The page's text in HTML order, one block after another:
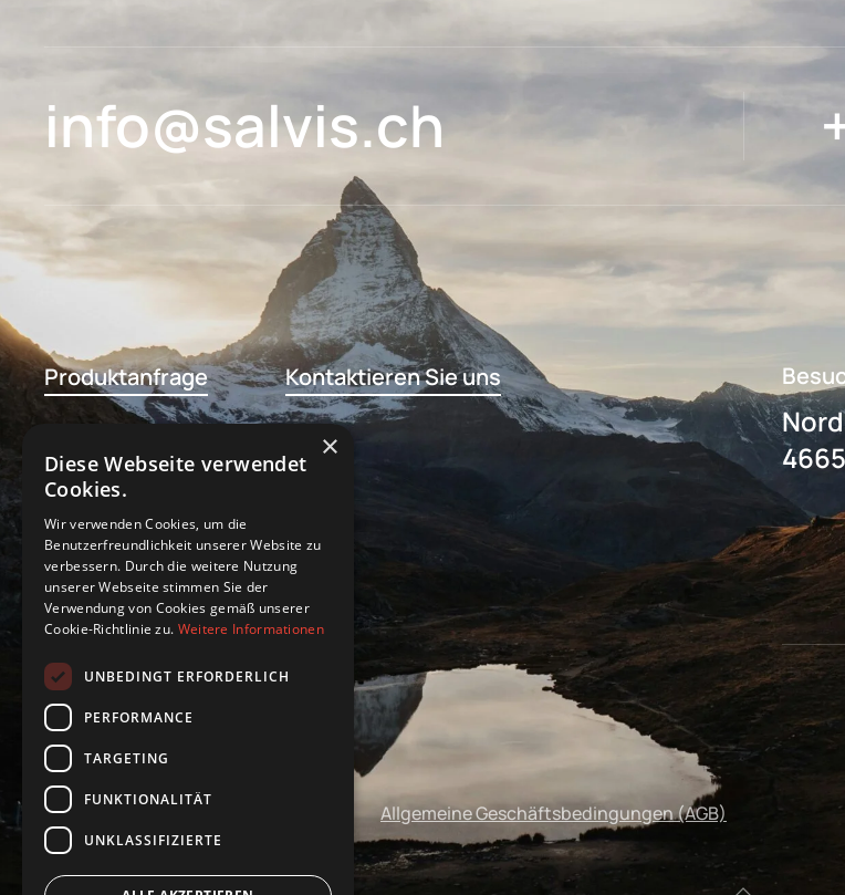
info@salvis.ch
Produktanfrage Kontaktieren Sie uns
Impressum Allgemeine Geschäftsbedingungen (AGB)
×
Diese Webseite verwendet
Cookies.
Wir verwenden Cookies, um die
Benutzerfreundlichkeit unserer Website zu
verbessern. Durch die weitere Nutzung
unserer Webseite stimmen Sie der
Verwendung von Cookies gemäß unserer
Cookie-Richtlinie zu. Weitere Informationen
UNBEDINGT ERFORDERLICH
PERFORMANCE
TARGETING
FUNKTIONALITÄT
UNKLASSIFIZIERTE